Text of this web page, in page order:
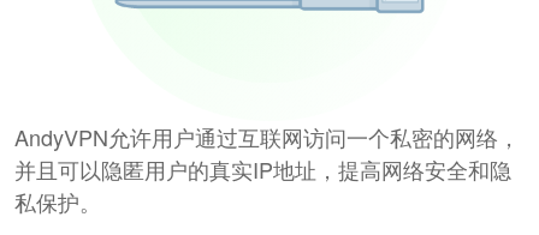
AndyVPN允许用户通过互联网访问一个私密的网络，
并且可以隐匿用户的真实IP地址，提高网络安全和隐
私保护。